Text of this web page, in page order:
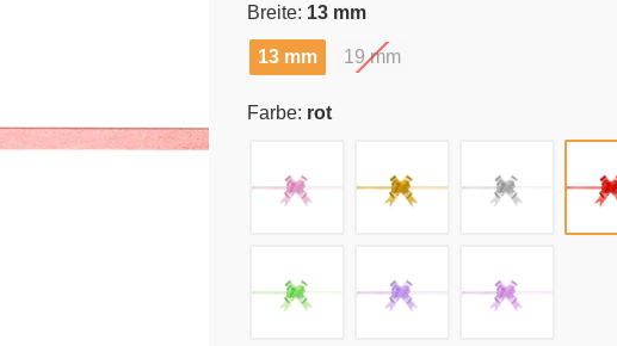
Breite: 13 mm
13 mm 19 mm
Farbe: rot